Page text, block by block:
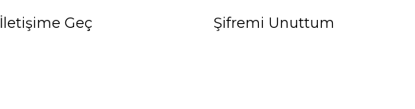
İletişime Geç Şifremi Unuttum